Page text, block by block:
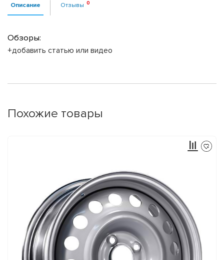
Описание Отзывы
Обзоры:
+добавить статью или видео
Похожие товары